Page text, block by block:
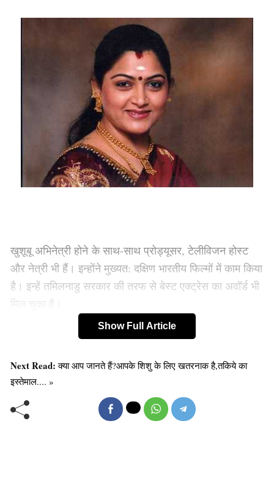
खुशूबू अभिनेत्री होने के साथ-साथ प्रोड्यूसर, टेलीविजन होस्ट
और नेत्री भी हैं। इन्होंने मुख्यत: दक्षिण भारतीय फिल्मों में काम किया
है। इन्हें तमिलनाडु सरकार की तरफ से बेस्ट एक्ट्रेस का अवॉर्ड भी
मिल चुका है।
Show Full Article
Next Read:क्या आप जानते हैं?आपके शिशु के लिए खतरनाक है,तकिये का
इस्तेमाल.... »